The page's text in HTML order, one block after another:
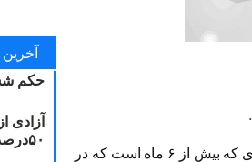
به گزارش خبرنگار مجذوبان نور؛ مصطفی دانشجو وکیل و درویش گنابادی که بیش از ۶ ماه است که در
حکم
آزادی
۵۰درصدی ریه مصطفی دانشجو